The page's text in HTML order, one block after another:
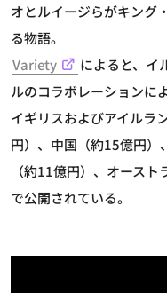
オとルイージらがキング
る物語。
Variety
によると、イ
ルのコラボレーションに
イギリスおよびアイルラ
円）、中国（約15億円）
（約11億円）、オース
で公開されている。